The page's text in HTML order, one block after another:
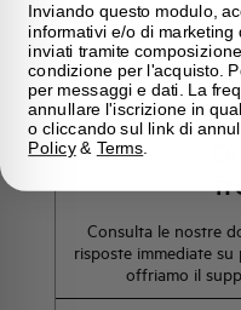
Mappa
Consulta le nostre
risposte immediate
offriamo il
Inviando questo modulo,
informativi e/o di
inviati tramite
condizione per l'acquisto.
per messaggi e dati. La
annullare l'iscrizione in
o cliccando sul link di
Policy& Terms